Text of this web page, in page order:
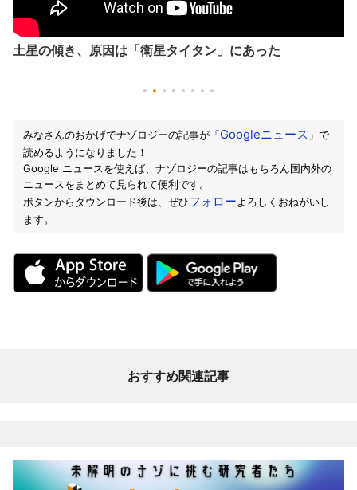
土星の傾き、原因は「衛星タイタン」にあった
みなさんのおかげでナゾロジーの記事が「Googleニュース 」で
読めるようになりました！
Google ニュースを使えば、ナゾロジーの記事はもちろん国内外の
ニュースをまとめて見られて便利です。
ボタンからダウンロード後は、ぜひフォローよろしくおねがいし
ます。
おすすめ関連記事